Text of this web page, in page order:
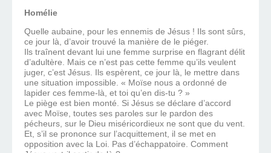
Homélie
Quelle aubaine, pour les ennemis de Jésus ! Ils sont sûrs,
ce jour là, d’avoir trouvé la manière de le piéger.
Ils traînent devant lui une femme surprise en flagrant délit
d’adultère. Mais ce n’est pas cette femme qu’ils veulent
juger, c’est Jésus. Ils espèrent, ce jour là, le mettre dans
une situation impossible. « Moïse nous a ordonné de
lapider ces femme-là, et toi qu’en dis-tu ? »
Le piège est bien monté. Si Jésus se déclare d’accord
avec Moïse, toutes ses paroles sur le pardon des
pécheurs, sur le Dieu miséricordieux ne sont que du vent.
Et, s’il se prononce sur l’acquittement, il se met en
opposition avec la Loi. Pas d’échappatoire. Comment